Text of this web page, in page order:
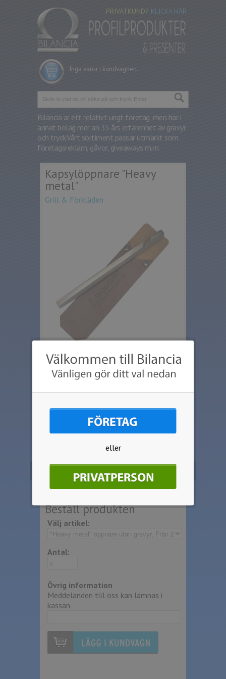
Inga varor i kundvagnen.
PRIVATKUND? KLICKA HÄR
Bilancia är ett relativt ungt företag, men har i
annat bolag mer än 35 års erfarenhet av gravyr
och tryck.Vårt sortiment passar utmärkt som
företagsreklam, gåvor, giveaways m.m.
Kapsylöppnare "Heavy
metal"
Grill & Förkläden
En kapsylöppnare utöver det vanliga,
med riktig robust känsla av smitt järn.
Levereras i passande läderfodral av
buffelskinn som blir väldigt snyggt med
Setet levereras i presentask.
Vikt hela 185 gram
Inga start eller schablonskostnader
tillkommer.
Beställ produkten
Välj artikel:
Antal:
Övrig information
Meddelanden till oss kan lämnas i
kassan.
eller